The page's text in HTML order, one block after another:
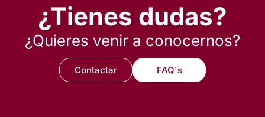
¿Tienes dudas?
¿Quieres venir a conocernos?
Contactar FAQ's